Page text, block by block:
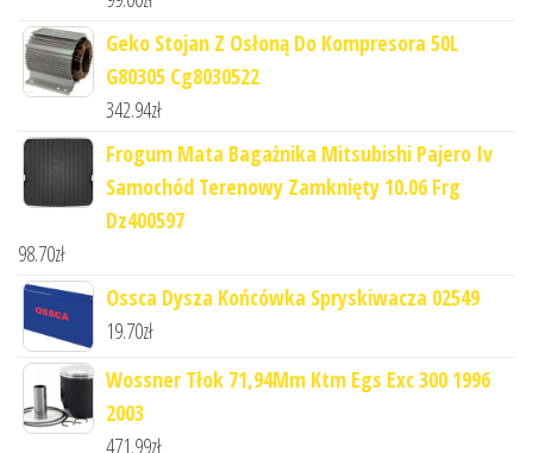
Geko Stojan Z Osłoną Do Kompresora 50L
G80305 Cg8030522
342.94zł
Frogum Mata Bagażnika Mitsubishi Pajero Iv
Samochód Terenowy Zamknięty 10.06 Frg
Dz400597
98.70zł
Ossca Dysza Końcówka Spryskiwacza 02549
19.70zł
Wossner Tłok 71,94Mm Ktm Egs Exc 300 1996
2003
471.99zł